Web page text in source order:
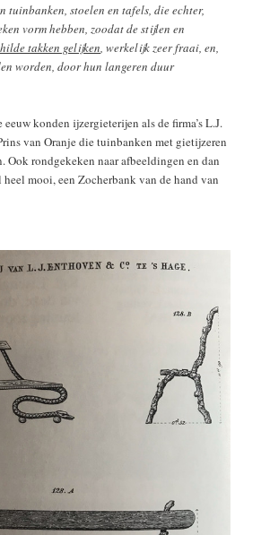
tuinbanken, stoelen en tafels, die echter,
vorm hebben, zoodat de stijlen en
takken gelijken, werkelijk zeer fraai, en,
worden, door hun langeren duur
konden ijzergieterijen als de firma’s L.J.
van Oranje die tuinbanken met gietijzeren
Ook rondgekeken naar afbeeldingen en dan
mooi, een Zocherbank van de hand van